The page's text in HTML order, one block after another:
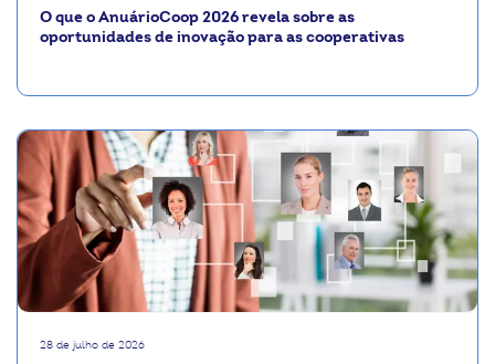
O que o AnuárioCoop 2026 revela sobre as
oportunidades de inovação para as cooperativas
28 de julho de 2026